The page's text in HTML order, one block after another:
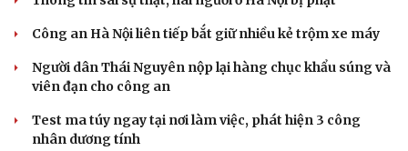
Công an Hà Nội liên tiếp bắt giữ nhiều kẻ trộm xe máy
Người dân Thái Nguyên nộp lại hàng chục khẩu súng và
viên đạn cho công an
Test ma túy ngay tại nơi làm việc, phát hiện 3 công
nhân dương tính